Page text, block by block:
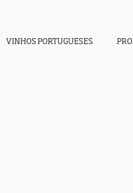
VINHOS PORTUGUESES